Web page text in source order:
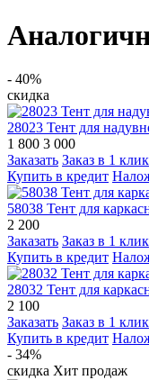
- 40%
скидка
28023 Тент для
1 800 3 000
Заказать Заказ в 1 клик
Купить в кредит
58038 Тент для
2 200
Заказать Заказ в 1 клик
Купить в кредит
28032 Тент для
2 100
Заказать Заказ в 1 клик
Купить в кредит
- 34%
скидка Хит продаж